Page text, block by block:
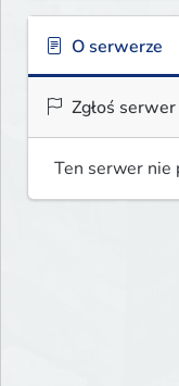
O serwerze
Zgłoś serwer
Ten serwer nie